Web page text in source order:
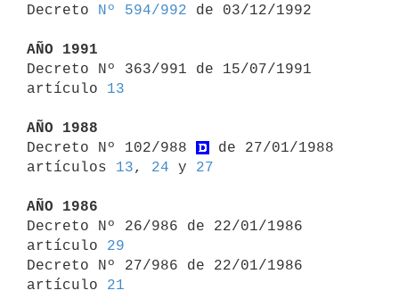
Decreto
Nº 594/992 de 03/12/1992
AÑO 1991
Decreto Nº 363/991 de 15/07/1991
artículo 13
AÑO 1988
Decreto Nº 102/988
de 27/01/1988
artículos 13, 24 y 27
AÑO 1986
Decreto Nº 26/986 de 22/01/1986
artículo 29
Decreto Nº 27/986 de 22/01/1986
artículo 21